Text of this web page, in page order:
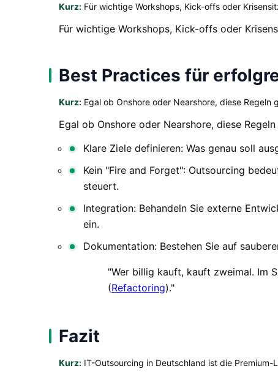
Kurz: Für wichtige Workshops, Kick-offs oder
Für wichtige Workshops, Kick-offs oder
Best Practices für
Kurz: Egal ob Onshore oder Nearshore, diese Regeln
Egal ob Onshore oder Nearshore, diese
Klare Ziele definieren: Was genau soll
Kein "Fire and Forget": Outsourcing
steuert.
Integration: Behandeln Sie externe
ein.
Dokumentation: Bestehen Sie auf
"Wer billig kauft, kauft zweimal. Im
(Refactoring)."
Fazit
Kurz: IT-Outsourcing in Deutschland ist die